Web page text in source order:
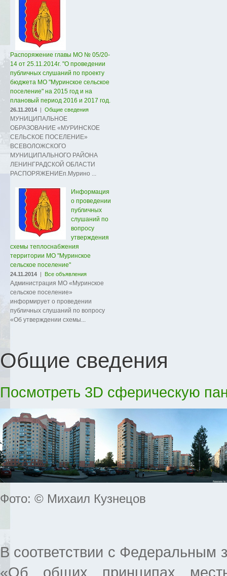
Распоряжение главы МО № 05/20-
14 от 25.11.2014г. "О проведении
публичных слушаний по проекту
бюджета МО "Муринское сельское
поселение" на 2015 год и на
плановый период 2016 и 2017 год.
26.11.2014 | Общие сведения
МУНИЦИПАЛЬНОЕ
ОБРАЗОВАНИЕ «МУРИНСКОЕ
СЕЛЬСКОЕ ПОСЕЛЕНИЕ»
ВСЕВОЛОЖСКОГО
МУНИЦИПАЛЬНОГО РАЙОНА
ЛЕНИНГРАДСКОЙ ОБЛАСТИ
РАСПОРЯЖЕНИЕп.Мурино ...
Информация
о проведении
публичных
слушаний по
вопросу
утверждения
схемы теплоснабжения
территории МО "Муринское
сельское поселение"
24.11.2014 | Все объявления
Администрация МО «Муринское
сельское поселение»
информирует о проведении
публичных слушаний по вопросу
«Об утверждении схемы...
Общие сведения
Посмотреть 3D сферическую
Фото: © Михаил Кузнецов
В соответствии с Федеральным
«Об общих принципах